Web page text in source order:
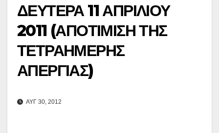
ΔΕΥΤΕΡΑ 11 ΑΠΡΙΛΙΟΥ
2011 (ΑΠΟΤΙΜΙΣΗ ΤΗΣ
ΤΕΤΡΑΗΜΕΡΗΣ
ΑΠΕΡΓΙΑΣ)
ΑΥΓ 30, 2012